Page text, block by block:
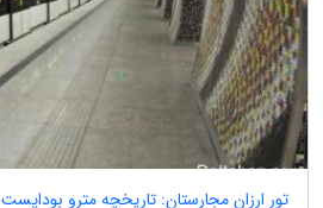
تور ارزان مجارستان: تاریخچه مترو بوداپست